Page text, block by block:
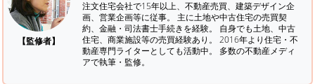
【監修者】
注文住宅会社で15年以上、不動産売買、建築デザイン企
画、営業企画等に従事。 主に土地や中古住宅の売買契
約、金融・司法書士手続きを経験。 自身でも土地、中古
住宅、商業施設等の売買経験あり。 2016年より住宅・不
動産専門ライターとしても活動中。 多数の不動産メディ
アで執筆・監修。